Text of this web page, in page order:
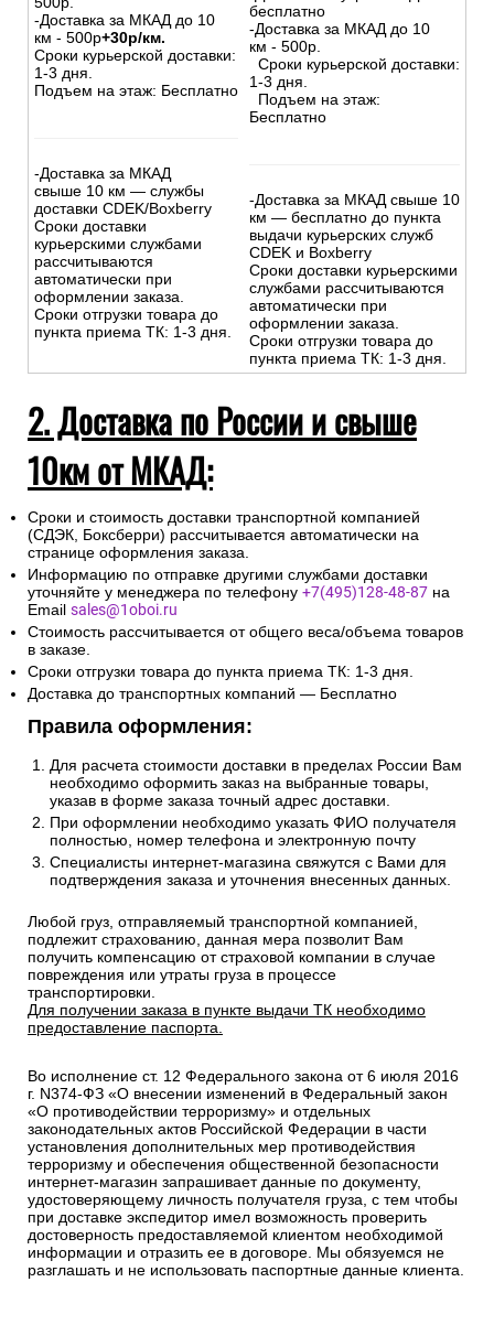
-Доставка за МКАД до 10
км - 500р+30р/км.
Сроки курьерской доставки:
1-3 дня.
Подъем на этаж: Бесплатно
-Доставка за МКАД
свыше 10 км — службы
доставки CDEK/Boxberry
Сроки доставки
курьерскими службами
рассчитываются
автоматически при
оформлении заказа.
Сроки отгрузки товара до
пункта приема ТК: 1-3 дня.
бесплатно
-Доставка за МКАД до 10
км - 500р.
Сроки курьерской доставки:
1-3 дня.
Подъем на этаж:
Бесплатно
-Доставка за МКАД свыше 10
км — бесплатно до пункта
выдачи курьерских служб
CDEK и Boxberry
Сроки доставки курьерскими
службами рассчитываются
автоматически при
оформлении заказа.
Сроки отгрузки товара до
пункта приема ТК: 1-3 дня.
2. Доставка по России и свыше
10км от МКАД:
Сроки и стоимость доставки транспортной компанией
(СДЭК, Боксберри) рассчитывается автоматически на
странице оформления заказа.
Информацию по отправке другими службами доставки
уточняйте у менеджера по телефону +7(495)128-48-87 на
Email sales@1oboi.ru
Стоимость рассчитывается от общего веса/объема товаров
в заказе.
Сроки отгрузки товара до пункта приема ТК: 1-3 дня.
Доставка до транспортных компаний — Бесплатно
Правила оформления:
Для расчета стоимости доставки в пределах России Вам
необходимо оформить заказ на выбранные товары,
указав в форме заказа точный адрес доставки.
При оформлении необходимо указать ФИО получателя
полностью, номер телефона и электронную почту
Специалисты интернет-магазина свяжутся с Вами для
подтверждения заказа и уточнения внесенных данных.
Любой груз, отправляемый транспортной компанией,
подлежит страхованию, данная мера позволит Вам
получить компенсацию от страховой компании в случае
повреждения или утраты груза в процессе
транспортировки.
Для получении заказа в пункте выдачи ТК необходимо
предоставление паспорта.
Во исполнение ст. 12 Федерального закона от 6 июля 2016
г. N374-ФЗ «О внесении изменений в Федеральный закон
«О противодействии терроризму» и отдельных
законодательных актов Российской Федерации в части
установления дополнительных мер противодействия
терроризму и обеспечения общественной безопасности
интернет-магазин запрашивает данные по документу,
удостоверяющему личность получателя груза, с тем чтобы
при доставке экспедитор имел возможность проверить
достоверность предоставляемой клиентом необходимой
информации и отразить ее в договоре. Мы обязуемся не
разглашать и не использовать паспортные данные клиента.